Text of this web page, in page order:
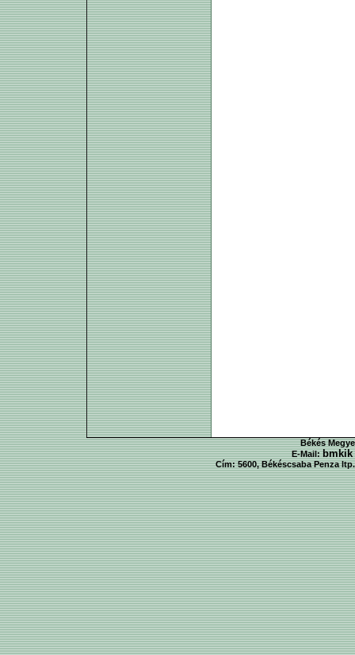
Békés
E-Mail:bmkik
Cím: 5600, Békéscsaba Penza